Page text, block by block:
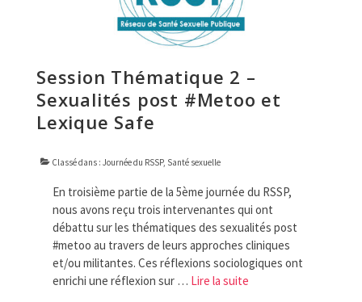
Session Thématique 2 –
Sexualités post #Metoo et
Lexique Safe
Classé dans : Journée du RSSP, Santé sexuelle
En troisième partie de la 5ème journée du RSSP,
nous avons reçu trois intervenantes qui ont
débattu sur les thématiques des sexualités post
#metoo au travers de leurs approches cliniques
et/ou militantes. Ces réflexions sociologiques ont
enrichi une réflexion sur … Lire la suite­­